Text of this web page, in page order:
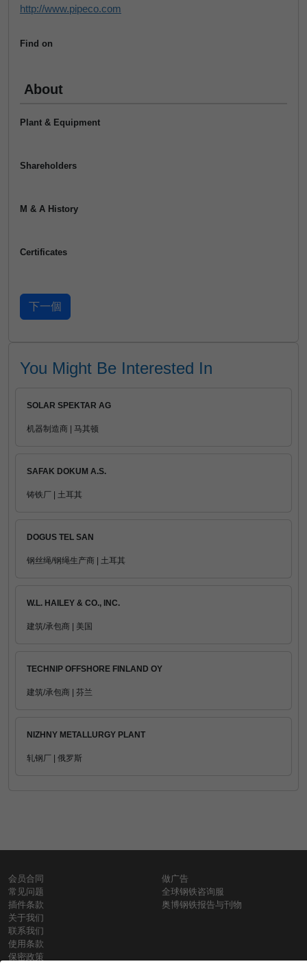
http://www.pipeco.com
Find on
About
Plant & Equipment
Shareholders
M & A History
Certificates
You Might Be Interested In
SOLAR SPEKTAR AG
机器制造商 | 马其顿
SAFAK DOKUM A.S.
铸铁厂 | 土耳其
DOGUS TEL SAN
钢丝绳/钢绳生产商 | 土耳其
W.L. HAILEY & CO., INC.
建筑/承包商 | 美国
TECHNIP OFFSHORE FINLAND OY
建筑/承包商 | 芬兰
NIZHNY METALLURGY PLANT
轧钢厂 | 俄罗斯
会员合同
常见问题
插件条款
关于我们
联系我们
使用条款
保密政策
做广告
全球钢铁咨询服
奥博钢铁报告与刊物